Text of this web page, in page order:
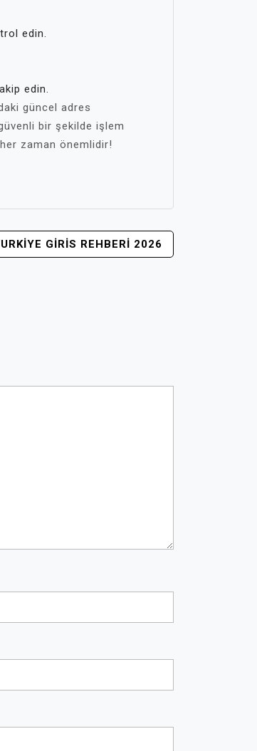
edin.
edin.
güncel adres
bir şekilde işlem
zaman önemlidir!
GIRIS REHBERI 2026